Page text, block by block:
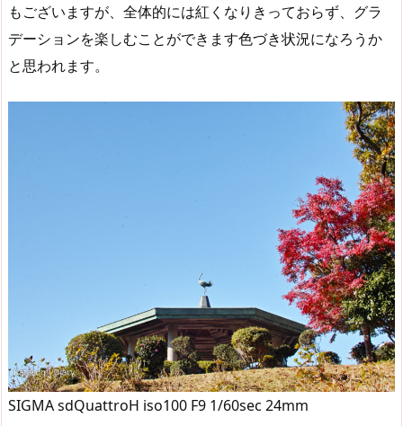
もございますが、全体的には紅くなりきっておらず、グラ
デーションを楽しむことができます色づき状況になろうか
と思われます。
SIGMA sdQuattroH iso100 F9 1/60sec 24mm